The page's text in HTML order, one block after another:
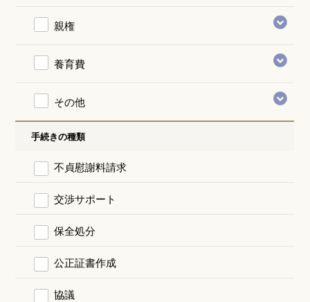
親権
養育費
その他
手続きの種類
不貞慰謝料請求
交渉サポート
保全処分
公正証書作成
協議